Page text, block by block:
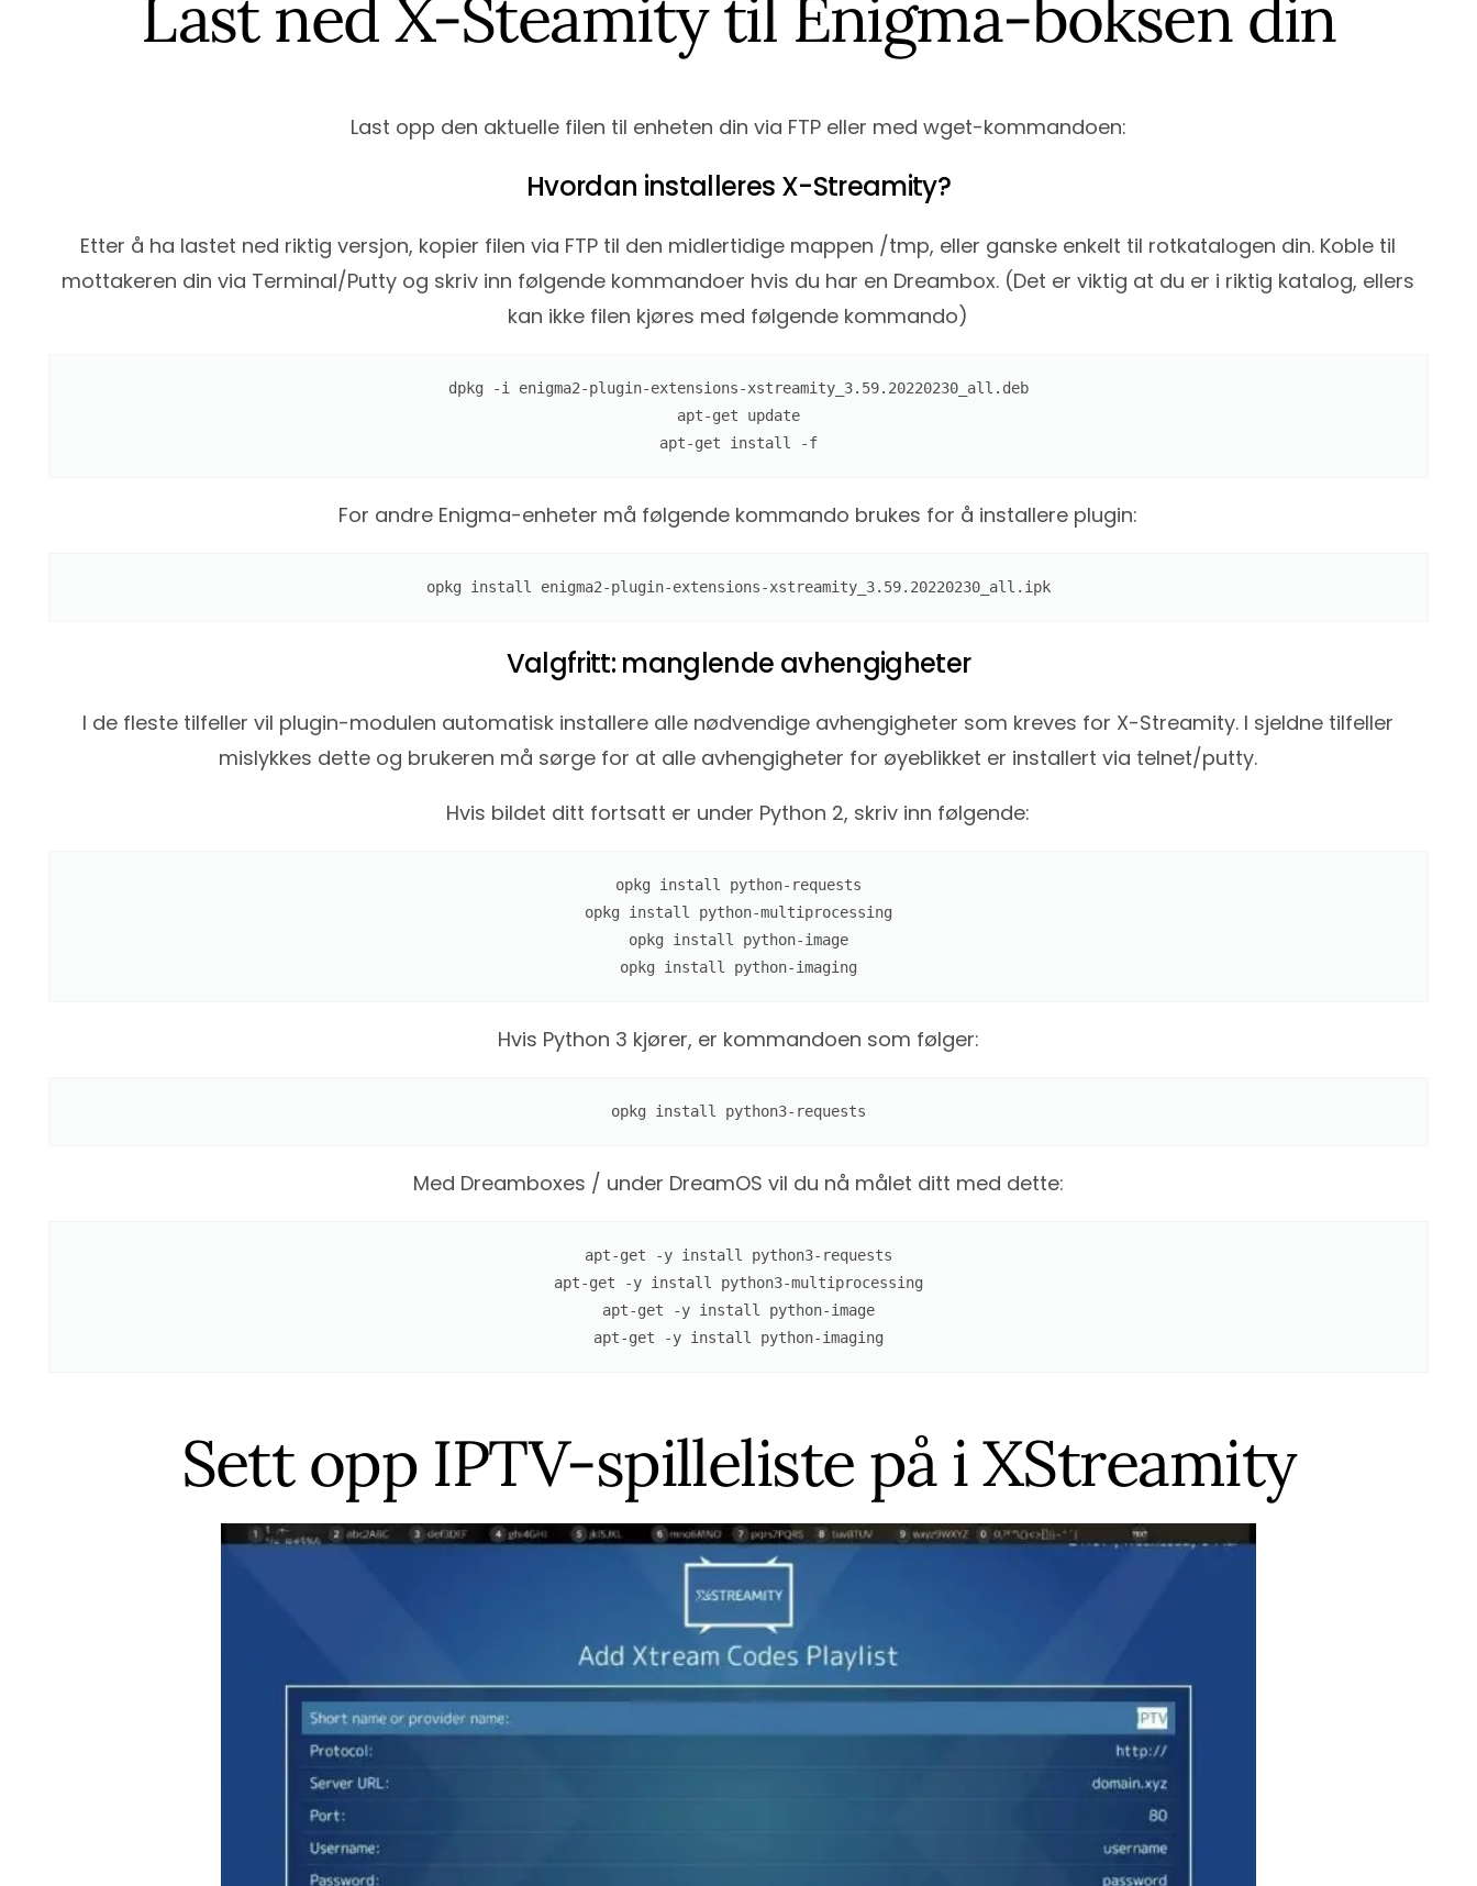
Last ned X-Steamity til Enigma-boksen din
Last opp den aktuelle filen til enheten din via FTP eller med wget-kommandoen:
Hvordan installeres X-Streamity?
Etter å ha lastet ned riktig versjon, kopier filen via FTP til den midlertidige mappen /tmp, eller ganske enkelt til rotkatalogen din. Koble til
mottakeren din via Terminal/Putty og skriv inn følgende kommandoer hvis du har en Dreambox. (Det er viktig at du er i riktig katalog, ellers
kan ikke filen kjøres med følgende kommando)
dpkg -i enigma2-plugin-extensions-xstreamity_3.59.20220230_all.deb
apt-get update
apt-get install -f
For andre Enigma-enheter må følgende kommando brukes for å installere plugin:
opkg install enigma2-plugin-extensions-xstreamity_3.59.20220230_all.ipk
Valgfritt: manglende avhengigheter
I de fleste tilfeller vil plugin-modulen automatisk installere alle nødvendige avhengigheter som kreves for X-Streamity. I sjeldne tilfeller
mislykkes dette og brukeren må sørge for at alle avhengigheter for øyeblikket er installert via telnet/putty.
Hvis bildet ditt fortsatt er under Python 2, skriv inn følgende:
opkg install python-requests
opkg install python-multiprocessing
opkg install python-image
opkg install python-imaging
Hvis Python 3 kjører, er kommandoen som følger:
opkg install python3-requests
Med Dreamboxes / under DreamOS vil du nå målet ditt med dette:
apt-get -y install python3-requests
apt-get -y install python3-multiprocessing
apt-get -y install python-image
apt-get -y install python-imaging
Sett opp IPTV-spilleliste på i XStreamity